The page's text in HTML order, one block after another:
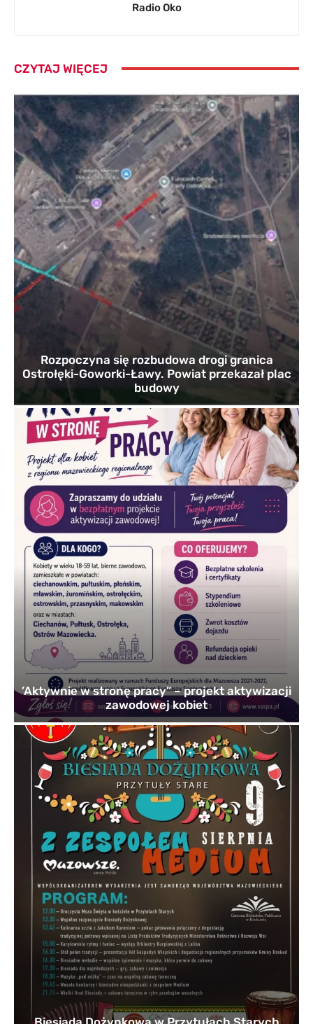
Radio Oko
CZYTAJ WIĘCEJ
Rozpoczyna się rozbudowa drogi granica
Ostrołęki-Goworki-Ławy. Powiat przekazał plac
budowy
’Aktywnie w stronę pracy” – projekt aktywizacji
zawodowej kobiet